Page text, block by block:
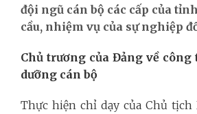
đội ngũ cán bộ các cấp của
cầu, nhiệm vụ của sự nghiệp
Chủ trương của Đảng về công
dưỡng cán bộ
Thực hiện chỉ dạy của Chủ